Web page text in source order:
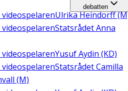
videospelarenUlrika Heindorff
videospelarenStatsrådet Anna
Yusuf Aydin (KD)
videospelarenStatsrådet Camilla
(M)
debatten